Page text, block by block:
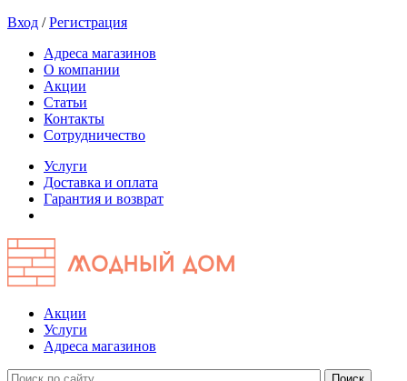
Вход /Регистрация
Адреса магазинов
О компании
Акции
Статьи
Контакты
Сотрудничество
Услуги
Доставка и оплата
Гарантия и возврат
Акции
Услуги
Адреса магазинов